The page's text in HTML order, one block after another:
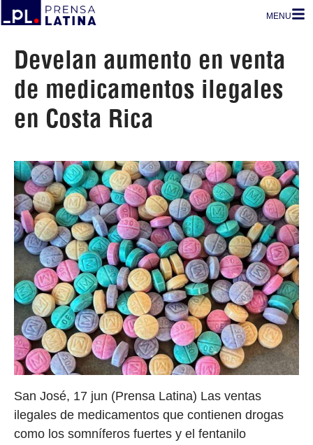
MENU
Develan aumento en venta
de medicamentos ilegales
en Costa Rica
San José, 17 jun (Prensa Latina) Las ventas
ilegales de medicamentos que contienen drogas
como los somníferos fuertes y el fentanilo